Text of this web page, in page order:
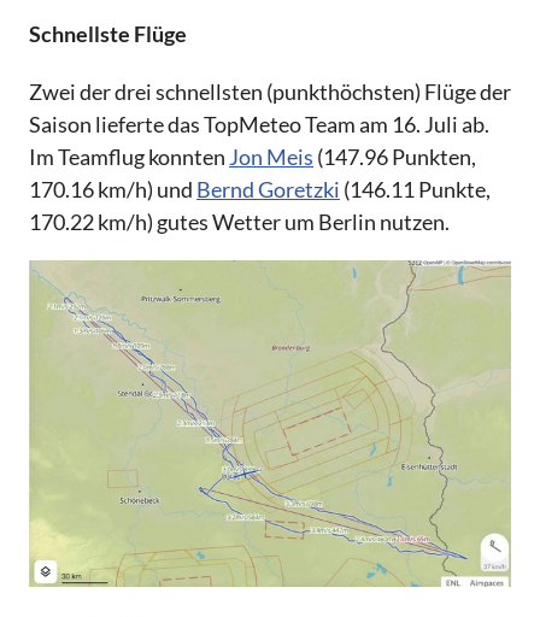
Schnellste Flüge
Zwei der drei schnellsten (punkthöchsten) Flüge der
Saison lieferte das TopMeteo Team am 16. Juli ab.
Im Teamflug konnten Jon Meis (147.96 Punkten,
170.16 km/h) und Bernd Goretzki (146.11 Punkte,
170.22 km/h) gutes Wetter um Berlin nutzen.